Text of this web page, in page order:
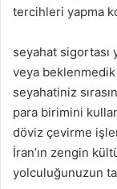
tercihleri yapma
seyahat sigortası
veya beklenmedik
seyahatiniz
para birimini
döviz çevirme
İran’ın zengin
yolculuğunuzun